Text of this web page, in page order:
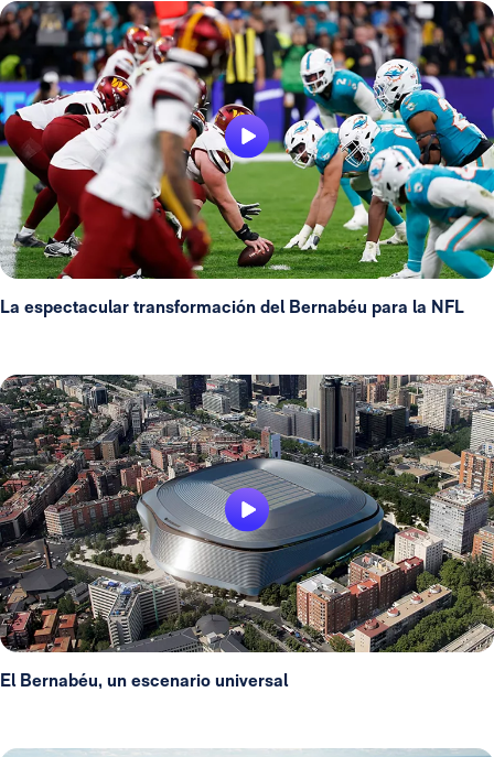
La espectacular transformación del Bernabéu para la NFL
El Bernabéu, un escenario universal